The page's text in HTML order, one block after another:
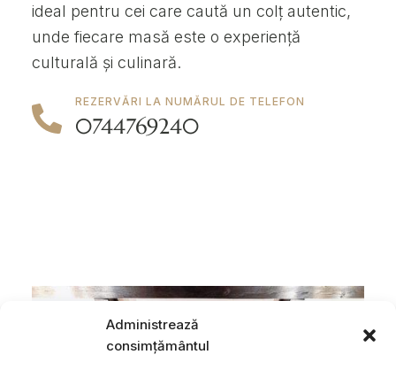
Administrează
consimțământul
ideal pentru cei care caută un colț autentic,
unde fiecare masă este o experiență
culturală și culinară.
REZERVĂRI LA NUMĂRUL DE TELEFON
0744769240